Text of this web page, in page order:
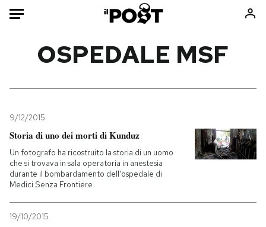
Mondo
Politica
Tecnologia
Internet
Scienza
Cultura
Economia
Consumismi
Storie/Idee
Ok Boomer!
Europa
OSPEDALE MSF
9/12/2015
Storia di uno dei morti di Kunduz
Un fotografo ha ricostruito la storia di un uomo
che si trovava in sala operatoria in anestesia
durante il bombardamento dell'ospedale di
Medici Senza Frontiere
19/10/2015